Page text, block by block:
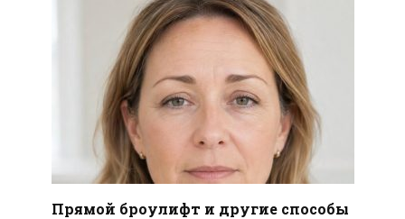
Прямой броулифт и другие способы